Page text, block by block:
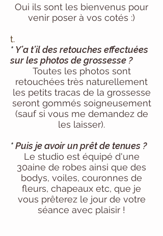
Oui ils sont les bienvenus pour
venir poser à vos cotés :)
t.
* Y’a t’il des retouches effectuées
sur les photos de grossesse ?
Toutes les photos sont
retouchées très naturellement
les petits tracas de la grossesse
seront gommés soigneusement
(sauf si vous me demandez de
les laisser).
*Puis je avoir un prêt de tenues ?
Le studio est équipé d'une
30aine de robes ainsi que des
bodys, voiles, couronnes de
fleurs, chapeaux etc, que je
vous prêterez le jour de votre
séance avec plaisir !